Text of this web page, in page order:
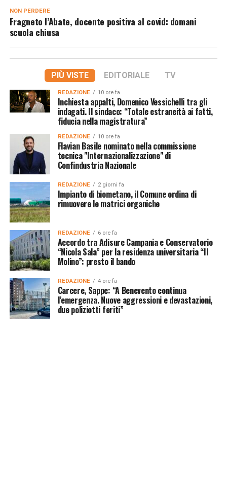
NON PERDERE
Fragneto l’Abate, docente positiva al covid: domani
scuola chiusa
PIÙ VISTE EDITORIALE TV
REDAZIONE 10 ore fa
Inchiesta appalti, Domenico Vessichelli tra gli
indagati. Il sindaco: “Totale estraneità ai fatti,
fiducia nella magistratura”
REDAZIONE 10 ore fa
Flavian Basile nominato nella commissione
tecnica "Internazionalizzazione" di
Confindustria Nazionale
REDAZIONE 2 giorni fa
Impianto di biometano, il Comune ordina di
rimuovere le matrici organiche
REDAZIONE 6 ore fa
Accordo tra Adisurc Campania e Conservatorio
“Nicola Sala” per la residenza universitaria “Il
Molino”: presto il bando
REDAZIONE 4 ore fa
Carcere, Sappe: “A Benevento continua
l’emergenza. Nuove aggressioni e devastazioni,
due poliziotti feriti”